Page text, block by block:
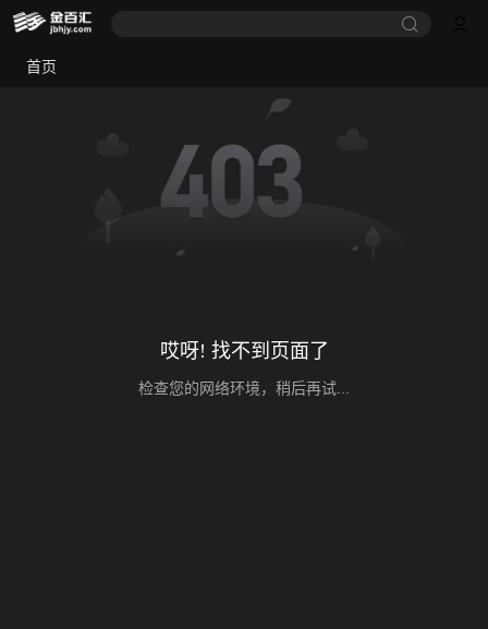
首页
哎呀! 找不到页面了
检查您的网络环境，稍后再试...